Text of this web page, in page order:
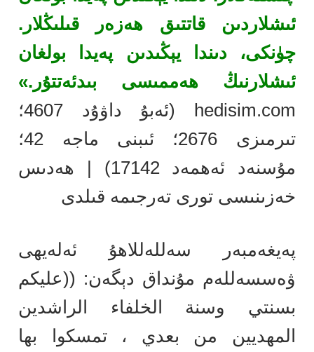
ئىشلاردىن قاتتىق ھەزەر قىلىڭلار.
چۈنكى، دىندا يېڭىدىن پەيدا بولغان
ئىشلارنىڭ ھەممىسى بىدئەتتۇر.»
hedisim.com (ئەبۇ داۋۇد 4607؛
تىرمىزى 2676؛ ئىبنى ماجە 42؛
مۇسنەد ئەھمەد 17142) | ھەدىس
خەزىنىسى تورى تەرجىمە قىلدى
پەيغەمبەر سەللەللاھۇ ئەلەيھى
ۋەسسەللەم مۇنداق دېگەن: ((عليكم
بسنتي وسنة الخلفاء الراشدين
المهديين من بعدي ، تمسكوا بها